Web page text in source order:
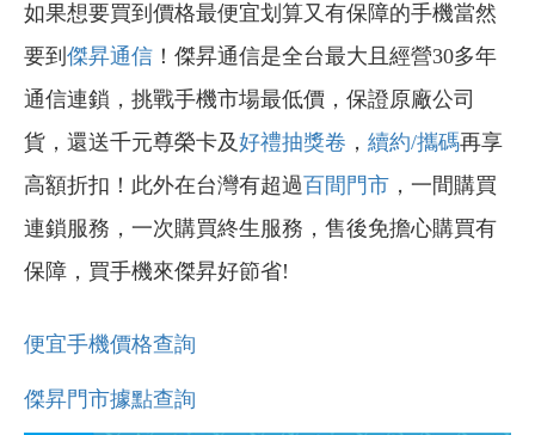
如果想要買到價格最便宜划算又有保障的手機當然
要到 傑昇通信 ！傑昇通信是全台最大且經營30多年
通信連鎖，挑戰手機市場最低價，保證原廠公司
貨，還送千元尊榮卡及好禮抽獎卷 ， 續約/攜碼再享
高額折扣！此外在台灣有超過百間門市 ，一間購買
連鎖服務，一次購買終生服務，售後免擔心購買有
保障，買手機來傑昇好節省!
便宜手機價格查詢
傑昇門市據點查詢